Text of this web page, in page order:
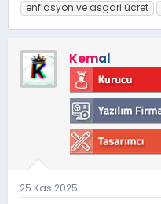
u
y
b
a
ş
l
a
g
ı
ç
t
a
r
i
h
enflasyon ve asgari ücret
Kemal
25 Kas 2025